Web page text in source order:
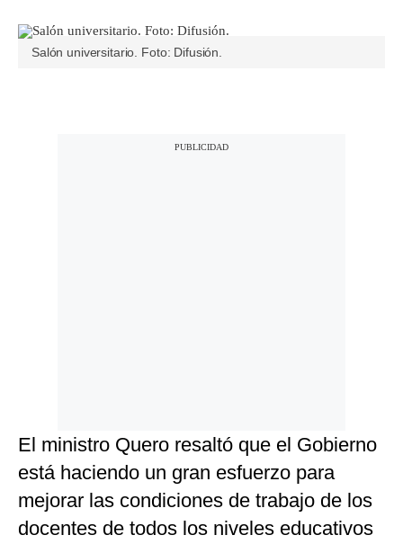
Salón universitario. Foto: Difusión.
El ministro Quero resaltó que el Gobierno
está haciendo un gran esfuerzo para
mejorar las condiciones de trabajo de los
docentes de todos los niveles educativos